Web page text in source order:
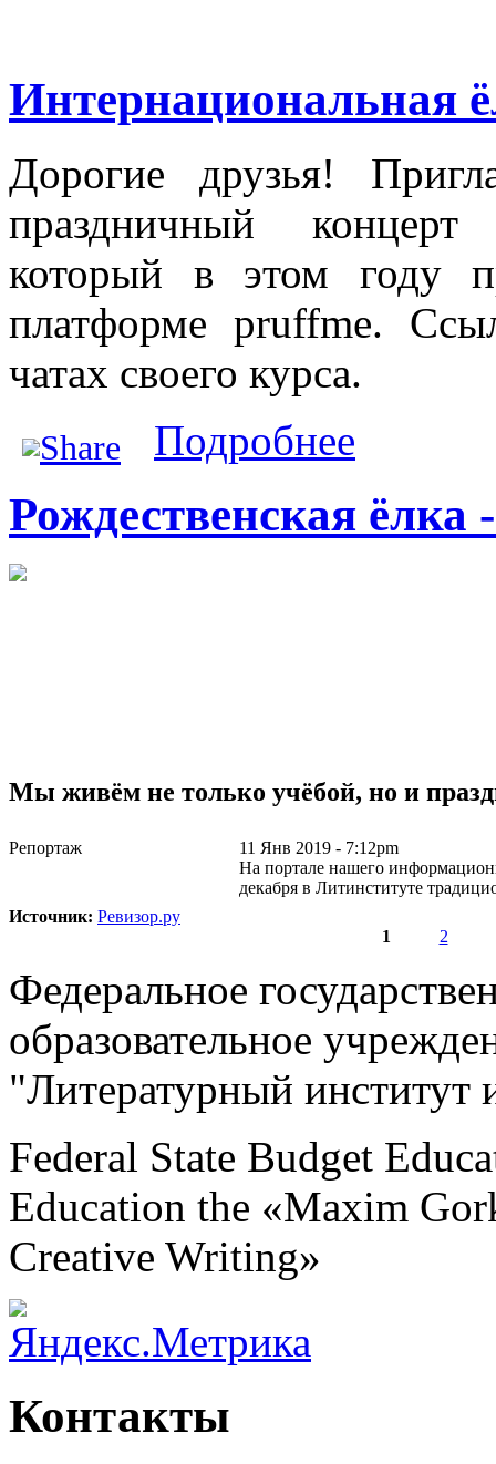
Интернациональная
Дорогие друзья!
праздничный концерт
который в этом году
платформе pruffme.
чатах своего курса.
Подробнее
Рождественская ёлка
Мы живём не только учёбой, но и
Репортаж
11 Янв 2019 - 7:12pm
На портале нашего
декабря в Литинституте
Источник: Ревизор.ру
1 2
Федеральное
образовательное
"Литературный
Federal State Budget
Education the «Maxim
Creative Writing»
Контакты